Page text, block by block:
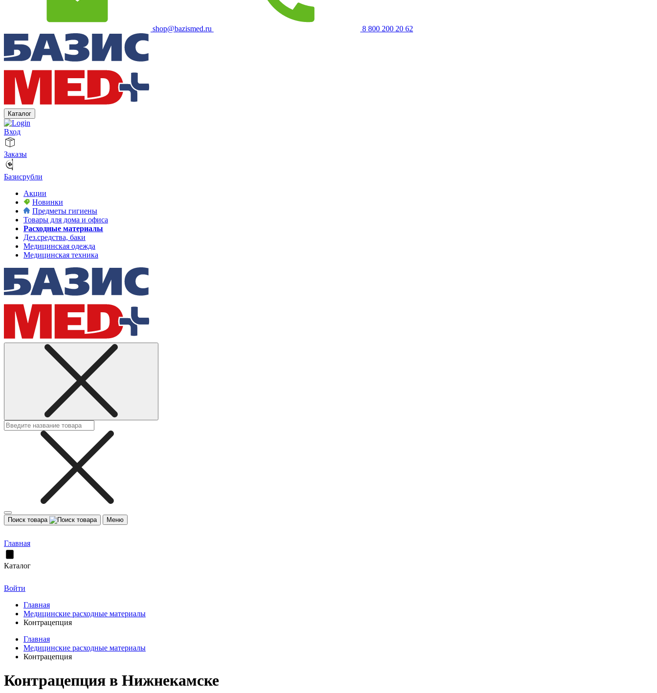
shop@bazismed.ru 8 800 200 20 62
Каталог
Вход
Заказы
Базисрубли
Акции
Новинки
Предметы гигиены
Товары для дома и офиса
Расходные материалы
Дез.средства, баки
Медицинская одежда
Медицинская техника
Поиск товара Меню
Главная
Каталог
Войти
Главная
Медицинские расходные материалы
Контрацепция
Главная
Медицинские расходные материалы
Контрацепция
Контрацепция в Нижнекамске